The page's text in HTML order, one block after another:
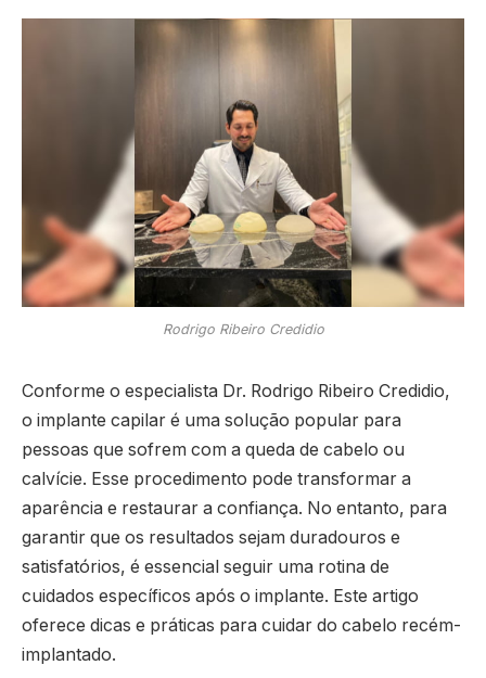
Rodrigo Ribeiro Credidio
Conforme o especialista Dr. Rodrigo Ribeiro Credidio,
o implante capilar é uma solução popular para
pessoas que sofrem com a queda de cabelo ou
calvície. Esse procedimento pode transformar a
aparência e restaurar a confiança. No entanto, para
garantir que os resultados sejam duradouros e
satisfatórios, é essencial seguir uma rotina de
cuidados específicos após o implante. Este artigo
oferece dicas e práticas para cuidar do cabelo recém-
implantado.